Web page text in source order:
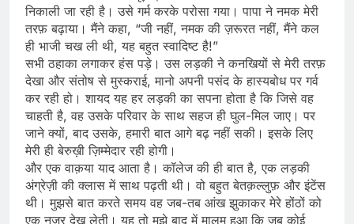
निकाली जा रही है। उसे गर्म करके परोसा गया। पापा ने नमक मेरी
तरफ़ बढ़ाया। मैंने कहा, “जी नहीं, नमक की ज़रूरत नहीं, मैंने कल
ही भाजी चख ली थी, यह बहुत स्वादिष्ट है!”
सभी ठहाका लगाकर हंस पड़े। उस लड़की ने कनखियों से मेरी तरफ़
देखा और संतोष से मुस्कराई, मानो अपनी पसंद के हास्यबोध पर गर्व
कर रही हो। शायद यह हर लड़की का सपना होता है कि जिसे वह
चाहती है, वह उसके परिवार के साथ सहज ही घुल-मिल जाए। पर
जाने क्यों, बाद उसके, हमारी बात आगे बढ़ नहीं सकी। इसके लिए
मेरी ही बेरुख़ी ज़िम्मेदार रही होगी।
और एक वाक़या याद आता है। कॉलेज की ही बात है, एक लड़की
अंग्रेज़ी की क्लास में साथ पढ़ती थी। वो बहुत बेतक़ल्लुफ़ और इंटेंस
थी। मुझसे बात करते समय वह जब-तब आंख झुकाकर मेरे होंठों को
एक नज़र देख लेती। यह तो मुझे बाद में मालूम हुआ कि जब कोई